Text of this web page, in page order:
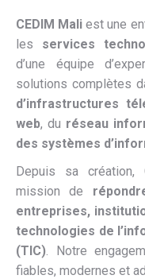
CEDIM Mali est une
les services
d’une équipe
solutions complètes
d’infrastructures
web, du réseau
des systèmes
Depuis sa création,
mission de
entreprises,
technologies de
(TIC). Notre
fiables, modernes et